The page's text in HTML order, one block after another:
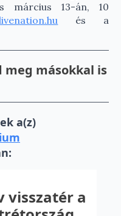
március 13-án, 10
és a
meg másokkal is
a(z)
visszatér a